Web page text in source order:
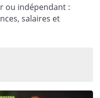
ou indépendant :
salaires et